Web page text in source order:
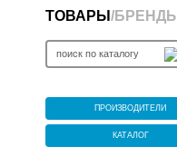
ТОВАРЫ /БРЕНДЫ
ПРОИЗВОДИТЕЛИ
КАТАЛОГ